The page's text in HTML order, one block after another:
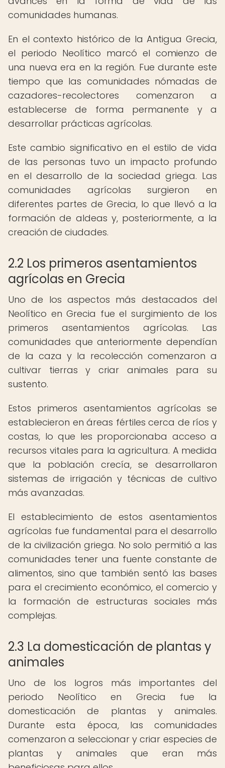
comunidades humanas.
En el contexto histórico de la Antigua Grecia,
el periodo Neolítico marcó el comienzo de
una nueva era en la región. Fue durante este
tiempo que las comunidades nómadas de
cazadores-recolectores comenzaron a
establecerse de forma permanente y a
desarrollar prácticas agrícolas.
Este cambio significativo en el estilo de vida
de las personas tuvo un impacto profundo
en el desarrollo de la sociedad griega. Las
comunidades agrícolas surgieron en
diferentes partes de Grecia, lo que llevó a la
formación de aldeas y, posteriormente, a la
creación de ciudades.
2.2 Los primeros asentamientos
agrícolas en Grecia
Uno de los aspectos más destacados del
Neolítico en Grecia fue el surgimiento de los
primeros asentamientos agrícolas. Las
comunidades que anteriormente dependían
de la caza y la recolección comenzaron a
cultivar tierras y criar animales para su
sustento.
Estos primeros asentamientos agrícolas se
establecieron en áreas fértiles cerca de ríos y
costas, lo que les proporcionaba acceso a
recursos vitales para la agricultura. A medida
que la población crecía, se desarrollaron
sistemas de irrigación y técnicas de cultivo
más avanzadas.
El establecimiento de estos asentamientos
agrícolas fue fundamental para el desarrollo
de la civilización griega. No solo permitió a las
comunidades tener una fuente constante de
alimentos, sino que también sentó las bases
para el crecimiento económico, el comercio y
la formación de estructuras sociales más
complejas.
2.3 La domesticación de plantas y
animales
Uno de los logros más importantes del
periodo Neolítico en Grecia fue la
domesticación de plantas y animales.
Durante esta época, las comunidades
comenzaron a seleccionar y criar especies de
plantas y animales que eran más